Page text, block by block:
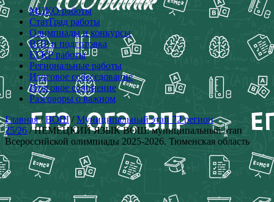
МЦКО работы
СтатГрад работы
Олимпиады и конкурсы
ВПР и подготовка
ЕГКР работы
Региональные работы
Итоговое собеседование
Итоговое сочинение
Разговоры о важном
Главная/ВОШ/Муниципальный этап 72 регион
25/26 / НЕМЕЦКИЙ ЯЗЫК ВОШ: муниципальный этап
Всероссийской олимпиады 2025-2026. Тюменская область